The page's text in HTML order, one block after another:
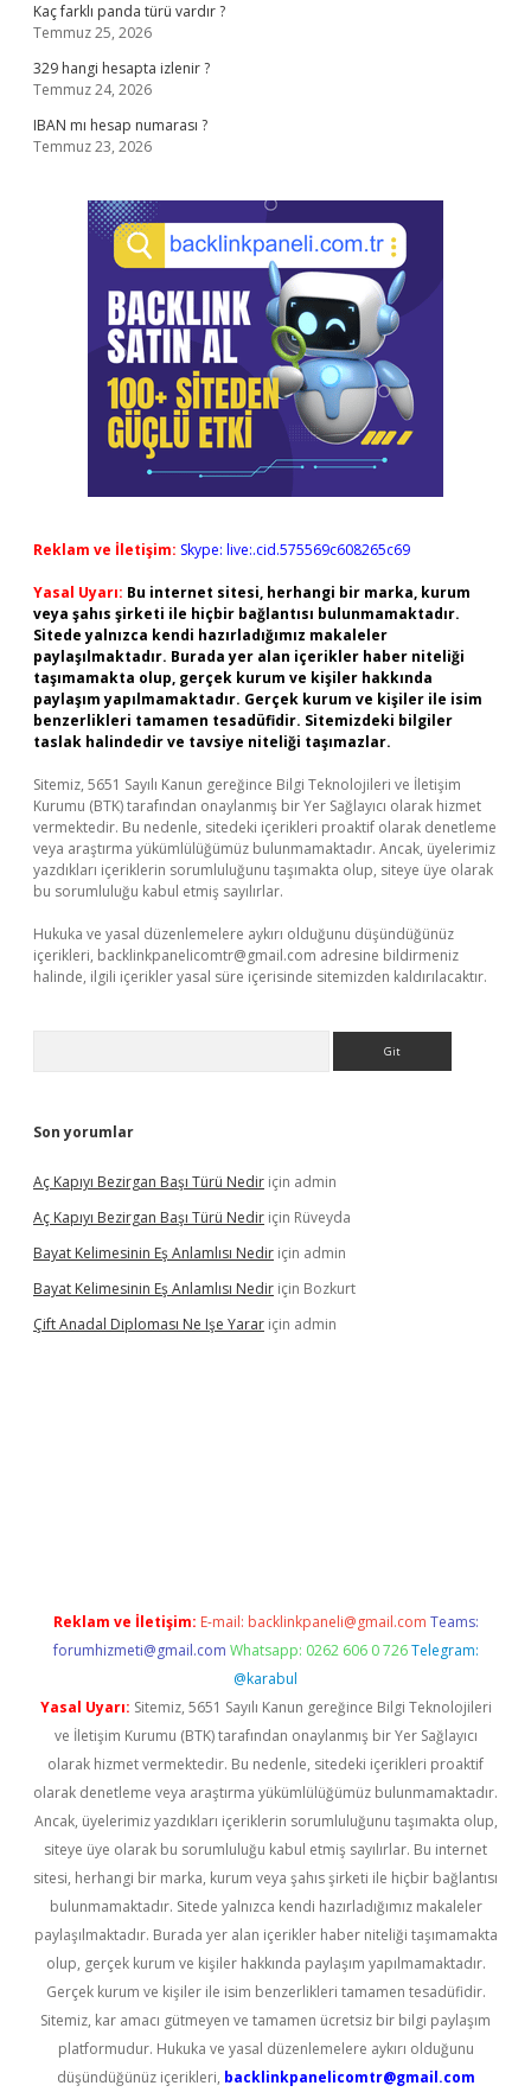
Kaç farklı panda türü vardır ?
Temmuz 25, 2026
329 hangi hesapta izlenir ?
Temmuz 24, 2026
IBAN mı hesap numarası ?
Temmuz 23, 2026
Reklam ve İletişim: Skype: live:.cid.575569c608265c69
Yasal Uyarı: Bu internet sitesi, herhangi bir marka, kurum
veya şahıs şirketi ile hiçbir bağlantısı bulunmamaktadır.
Sitede yalnızca kendi hazırladığımız makaleler
paylaşılmaktadır. Burada yer alan içerikler haber niteliği
taşımamakta olup, gerçek kurum ve kişiler hakkında
paylaşım yapılmamaktadır. Gerçek kurum ve kişiler ile isim
benzerlikleri tamamen tesadüfidir. Sitemizdeki bilgiler
taslak halindedir ve tavsiye niteliği taşımazlar.
Sitemiz, 5651 Sayılı Kanun gereğince Bilgi Teknolojileri ve İletişim
Kurumu (BTK) tarafından onaylanmış bir Yer Sağlayıcı olarak hizmet
vermektedir. Bu nedenle, sitedeki içerikleri proaktif olarak denetleme
veya araştırma yükümlülüğümüz bulunmamaktadır. Ancak, üyelerimiz
yazdıkları içeriklerin sorumluluğunu taşımakta olup, siteye üye olarak
bu sorumluluğu kabul etmiş sayılırlar.
Hukuka ve yasal düzenlemelere aykırı olduğunu düşündüğünüz
içerikleri, backlinkpanelicomtr@gmail.com adresine bildirmeniz
halinde, ilgili içerikler yasal süre içerisinde sitemizden kaldırılacaktır.
Son yorumlar
Aç Kapıyı Bezirgan Başı Türü Nedir için admin
Aç Kapıyı Bezirgan Başı Türü Nedir için Rüveyda
Bayat Kelimesinin Eş Anlamlısı Nedir için admin
Bayat Kelimesinin Eş Anlamlısı Nedir için Bozkurt
Çift Anadal Diploması Ne Işe Yarar için admin
Reklam ve İletişim: E-mail: backlinkpaneli@gmail.com Teams:
forumhizmeti@gmail.com Whatsapp: 0262 606 0 726 Telegram:
@karabul
Yasal Uyarı: Sitemiz, 5651 Sayılı Kanun gereğince Bilgi Teknolojileri
ve İletişim Kurumu (BTK) tarafından onaylanmış bir Yer Sağlayıcı
olarak hizmet vermektedir. Bu nedenle, sitedeki içerikleri proaktif
olarak denetleme veya araştırma yükümlülüğümüz bulunmamaktadır.
Ancak, üyelerimiz yazdıkları içeriklerin sorumluluğunu taşımakta olup,
siteye üye olarak bu sorumluluğu kabul etmiş sayılırlar. Bu internet
sitesi, herhangi bir marka, kurum veya şahıs şirketi ile hiçbir bağlantısı
bulunmamaktadır. Sitede yalnızca kendi hazırladığımız makaleler
paylaşılmaktadır. Burada yer alan içerikler haber niteliği taşımamakta
olup, gerçek kurum ve kişiler hakkında paylaşım yapılmamaktadır.
Gerçek kurum ve kişiler ile isim benzerlikleri tamamen tesadüfidir.
Sitemiz, kar amacı gütmeyen ve tamamen ücretsiz bir bilgi paylaşım
platformudur. Hukuka ve yasal düzenlemelere aykırı olduğunu
düşündüğünüz içerikleri, backlinkpanelicomtr@gmail.com